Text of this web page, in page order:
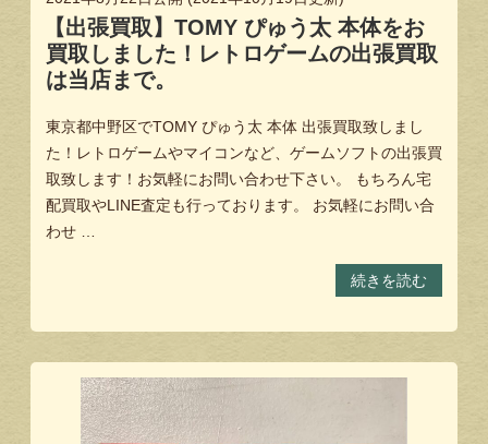
【出張買取】TOMY ぴゅう太 本体をお
買取しました！レトロゲームの出張買取
は当店まで。
東京都中野区でTOMY ぴゅう太 本体 出張買取致しまし
た！レトロゲームやマイコンなど、ゲームソフトの出張買
取致します！お気軽にお問い合わせ下さい。 もちろん宅
配買取やLINE査定も行っております。 お気軽にお問い合
わせ …
続きを読む